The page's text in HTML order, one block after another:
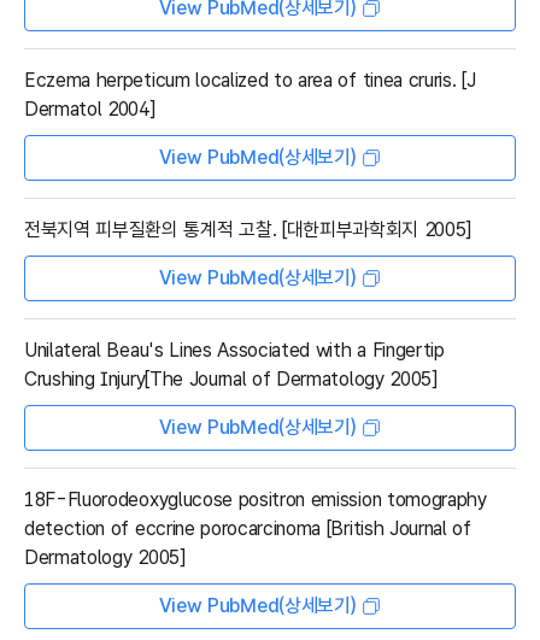
View PubMed(상세보기)
Eczema herpeticum localized to area of tinea cruris. [J
Dermatol 2004]
View PubMed(상세보기)
전북지역 피부질환의 통계적 고찰. [대한피부과학회지 2005]
View PubMed(상세보기)
Unilateral Beau's Lines Associated with a Fingertip
Crushing Injury[The Journal of Dermatology 2005]
View PubMed(상세보기)
18F-Fluorodeoxyglucose positron emission tomography
detection of eccrine porocarcinoma [British Journal of
Dermatology 2005]
View PubMed(상세보기)